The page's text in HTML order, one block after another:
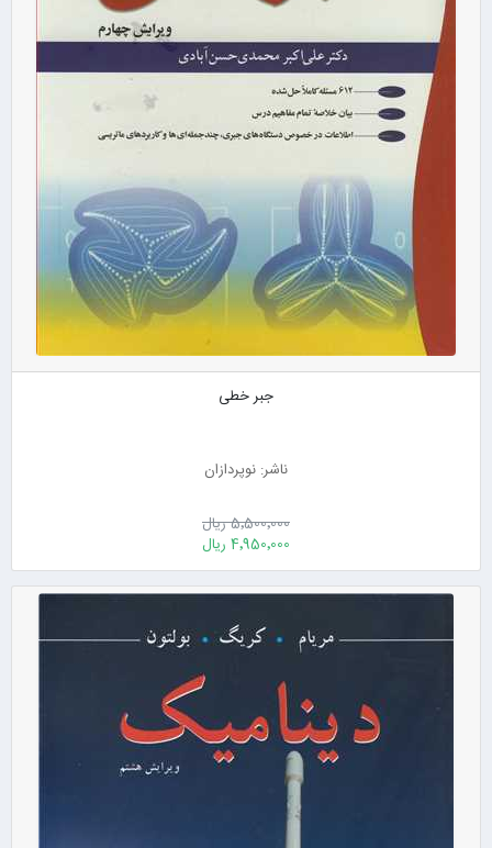
جبر خطی
ناشر: نوپردازان
5٬500٬000 ریال
4٬950٬000 ریال